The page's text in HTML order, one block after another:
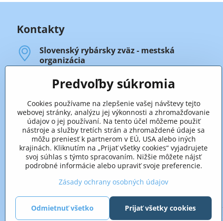
Kontakty
Slovenský rybársky zväz - mestská
organizácia
911 01 Trenčín
- prvý, druhý a štvrtý štvrtok v mesiaci:
od 13.00 hod. do 17.00 hod.
- tretí štvrtok v mesiaci:
od 13.00 hod. do 16.00 hod.
(od 16.00 hod. zasadá výbor SRZ-MsO).
+421 32 652 59 25
len v úradné hodiny
Predvoľby súkromia
Cookies používame na zlepšenie vašej návštevy tejto
webovej stránky, analýzu jej výkonnosti a zhromažďovanie
údajov o jej používaní. Na tento účel môžeme použiť
nástroje a služby tretích strán a zhromaždené údaje sa
môžu preniesť k partnerom v EÚ, USA alebo iných
krajinách. Kliknutím na „Prijať všetky cookies“ vyjadrujete
svoj súhlas s týmto spracovaním. Nižšie môžete nájsť
podrobné informácie alebo upraviť svoje preferencie.
Zásady ochrany osobných údajov
Prijať všetky cookies
Odmietnuť všetko